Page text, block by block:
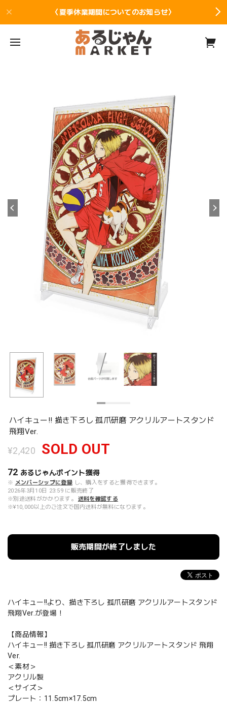
〈夏季休業期間についてのお知らせ〉
ハイキュー!! 描き下ろし 孤爪研磨 アクリルアートスタンド
飛翔Ver.
¥2,420 SOLD OUT
72 あるじゃんポイント獲得
※ メンバーシップに登録 し、購入をすると獲得できます。
2026年3月10日 23:59 に販売終了
※別途送料がかかります。
送料を確認する
※¥10,000以上のご注文で国内送料が無料になります。
販売期間が終了しました
ハイキュー!!より、描き下ろし 孤爪研磨 アクリルアートスタンド
飛翔Ver.が登場！
【商品情報】
ハイキュー!! 描き下ろし 孤爪研磨 アクリルアートスタンド 飛翔
Ver.
＜素材＞
アクリル製
＜サイズ＞
プレート：11.5cm×17.5cm